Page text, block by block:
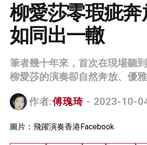
柳愛莎零瑕疵
如同出一轍
筆者幾十年來，首次在現場聽
柳愛莎的演奏卻自然奔放、優
作者:傅瑰琦 - 2023-10-
圖片：飛躍演奏香港Facebook